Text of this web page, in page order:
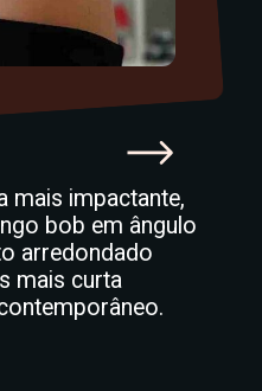
mais impactante,
bob em ângulo
arredondado
mais curta